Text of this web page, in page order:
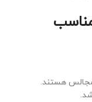
هستند.